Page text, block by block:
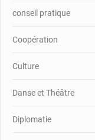
conseil pratique
Coopération
Culture
Danse et Théâtre
Diplomatie